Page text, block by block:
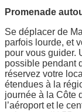
Promenade
Se déplacer de
parfois lourde, et
pour vous guider.
possible pendant
réservez votre
étendues à la
journée à la Côte
l’aéroport et le